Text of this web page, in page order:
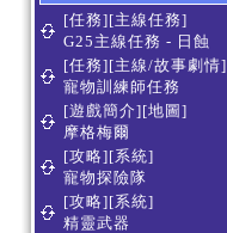
[任務][主線任務]
G25主線任務 - 日蝕
[任務][主線/故事劇情]
寵物訓練師任務
[遊戲簡介][地圖]
摩格梅爾
[攻略][系統]
寵物探險隊
[攻略][系統]
精靈武器